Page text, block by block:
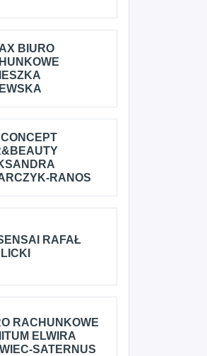
BIURO
RANOS
RAFAŁ
RACHUNKOWE
ELWIRA
SATERNUS